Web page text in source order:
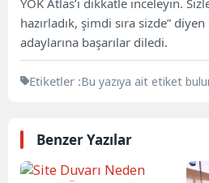
YÖK Atlas’ı dikkatle inceleyin.
hazırladık, şimdi sıra sizde”
adaylarına başarılar diledi.
Etiketler :Bu yazıya ait etiket
Benzer Yazılar